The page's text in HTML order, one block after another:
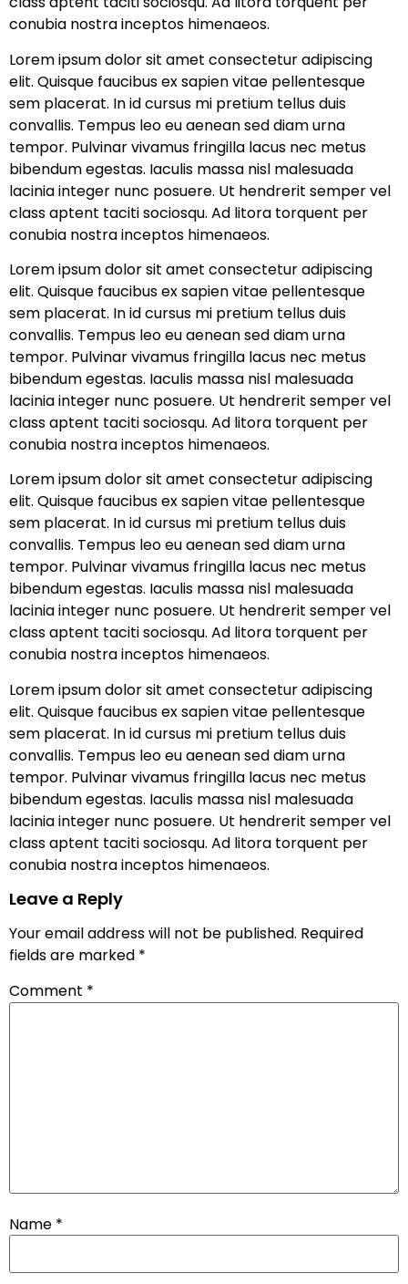
conubia nostra inceptos himenaeos.
Lorem ipsum dolor sit amet consectetur adipiscing
elit. Quisque faucibus ex sapien vitae pellentesque
sem placerat. In id cursus mi pretium tellus duis
convallis. Tempus leo eu aenean sed diam urna
tempor. Pulvinar vivamus fringilla lacus nec metus
bibendum egestas. Iaculis massa nisl malesuada
lacinia integer nunc posuere. Ut hendrerit semper vel
class aptent taciti sociosqu. Ad litora torquent per
conubia nostra inceptos himenaeos.
Lorem ipsum dolor sit amet consectetur adipiscing
elit. Quisque faucibus ex sapien vitae pellentesque
sem placerat. In id cursus mi pretium tellus duis
convallis. Tempus leo eu aenean sed diam urna
tempor. Pulvinar vivamus fringilla lacus nec metus
bibendum egestas. Iaculis massa nisl malesuada
lacinia integer nunc posuere. Ut hendrerit semper vel
class aptent taciti sociosqu. Ad litora torquent per
conubia nostra inceptos himenaeos.
Lorem ipsum dolor sit amet consectetur adipiscing
elit. Quisque faucibus ex sapien vitae pellentesque
sem placerat. In id cursus mi pretium tellus duis
convallis. Tempus leo eu aenean sed diam urna
tempor. Pulvinar vivamus fringilla lacus nec metus
bibendum egestas. Iaculis massa nisl malesuada
lacinia integer nunc posuere. Ut hendrerit semper vel
class aptent taciti sociosqu. Ad litora torquent per
conubia nostra inceptos himenaeos.
Lorem ipsum dolor sit amet consectetur adipiscing
elit. Quisque faucibus ex sapien vitae pellentesque
sem placerat. In id cursus mi pretium tellus duis
convallis. Tempus leo eu aenean sed diam urna
tempor. Pulvinar vivamus fringilla lacus nec metus
bibendum egestas. Iaculis massa nisl malesuada
lacinia integer nunc posuere. Ut hendrerit semper vel
class aptent taciti sociosqu. Ad litora torquent per
conubia nostra inceptos himenaeos.
Leave a Reply
Your email address will not be published. Required
fields are marked *
Comment *
Name *